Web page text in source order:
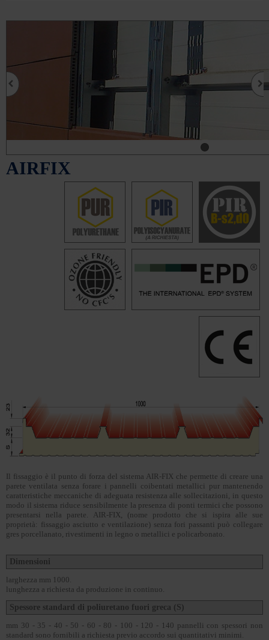
AIRFIX
Il fissaggio è il punto di forza del sistema AIR-FIX che permette di creare una
parete ventilata senza forare i pannelli coibentati metallici pur mantenendo
caratteristiche meccaniche di adeguata resistenza alle sollecitazioni, in questo
modo il sistema riduce sensibilmente la presenza di ponti termici che possono
presentarsi nella parete. AIR-FIX, (nome prodotto che si ispira alle sue
proprietà: fissaggio asciutto e ventilazione) senza fori passanti può collegare
gres porcellanato, rivestimenti in legno o metallici e policarbonato.
Dimensioni
larghezza mm 1000.
lunghezza a richiesta da produzione in continuo.
Spessore standard di poliuretano fuori greca (S)
mm 30 - 35 - 40 - 50 - 60 - 80 - 100 - 120 - 140 pannelli con spessori non
standard sono fornibili a richiesta previo accordo sui quantitativi minimi.